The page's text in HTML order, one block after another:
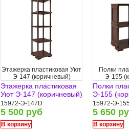
Этажерка пластиковая Уют
Э-147 (коричневый)
Этажерка пластиковая
Уют Э-147 (коричневый)
15972-Э-147D
5 500 руб
В корзину
Полки
Э-155
Полки
Э-155
15972-Э-
5 650
В корзину